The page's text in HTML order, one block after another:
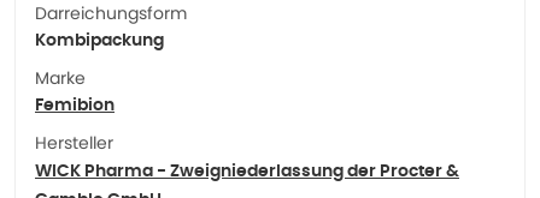
Darreichungsform
Kombipackung
Marke
Femibion
Hersteller
WICK Pharma - Zweigniederlassung der Procter &